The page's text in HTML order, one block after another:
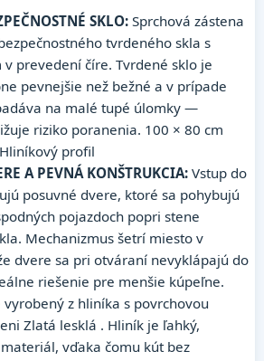
SKLO: Sprchová zástena
tvrdeného skla s
prevedení číre. Tvrdené sklo je
pevnejšie než bežné a v prípade
na malé tupé úlomky —
riziko poranenia. 100 × 80 cm
profil
A PEVNÁ KONŠTRUKCIA: Vstup do
posuvné dvere, ktoré sa pohybujú
pojazdoch popri stene
Mechanizmus šetrí miesto v
dvere sa pri otváraní nevyklápajú do
riešenie pre menšie kúpeľne.
z hliníka s povrchovou
Zlatá lesklá . Hliník je ľahký,
vďaka čomu kút bez